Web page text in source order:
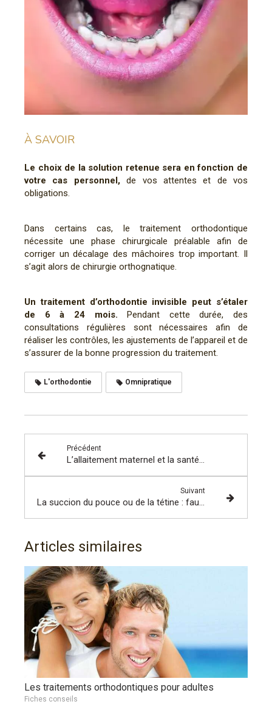
À SAVOIR
Le choix de la solution retenue sera en fonction de
votre cas personnel,de vos attentes et de vos
obligations.
Dans certains cas, le traitement orthodontique
nécessite une phase chirurgicale préalable afin de
corriger un décalage des mâchoires trop important. Il
s’agit alors de chirurgie orthognatique.
Un traitement d’orthodontie invisible peut s’étaler
de 6 à 24 mois. Pendant cette durée, des
consultations régulières sont nécessaires afin de
réaliser les contrôles, les ajustements de l’appareil et de
s’assurer de la bonne progression du traitement.
L'orthodontie Omnipratique
Précédent
L’allaitement maternel et la santé bucco-dentaire de l’enfant
Suivant
La succion du pouce ou de la tétine : faut-il intervenir ?
Articles similaires
Les traitements orthodontiques pour adultes
Fiches conseils